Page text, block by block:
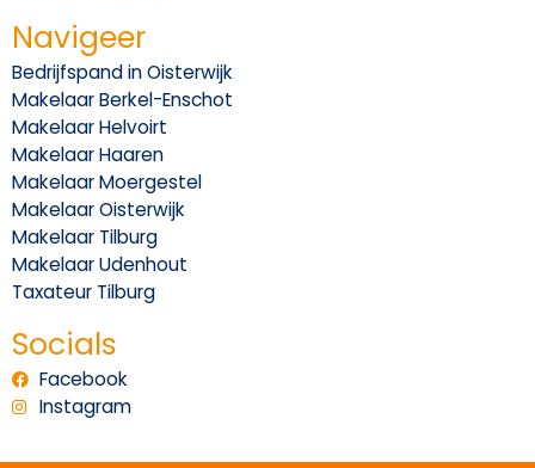
Navigeer
Bedrijfspand in Oisterwijk
Makelaar Berkel-Enschot
Makelaar Helvoirt
Makelaar Haaren
Makelaar Moergestel
Makelaar Oisterwijk
Makelaar Tilburg
Makelaar Udenhout
Taxateur Tilburg
Socials
Facebook
Instagram